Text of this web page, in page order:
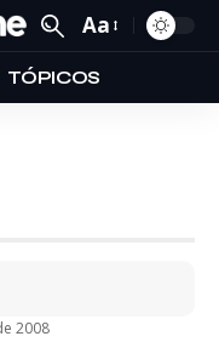
Aa
TÓPICOS
2008